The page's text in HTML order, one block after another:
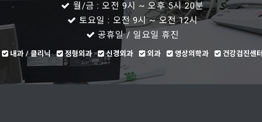
월/금 : 오전 9시 ~ 오후 5시 20분
토요일 : 오전 9시 ~ 오전 12시
공휴일 / 일요일 휴진
내과 / 클리닉 정형외과 신경외과 외과 영상의학과 건강검진센터